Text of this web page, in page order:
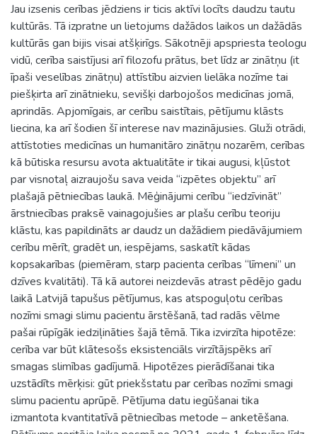
Jau izsenis cerības jēdziens ir ticis aktīvi locīts daudzu tautu
kultūrās. Tā izpratne un lietojums dažādos laikos un dažādās
kultūrās gan bijis visai atšķirīgs. Sākotnēji apspriesta teologu
vidū, cerība saistījusi arī filozofu prātus, bet līdz ar zinātņu (it
īpaši veselības zinātņu) attīstību aizvien lielāka nozīme tai
piešķirta arī zinātnieku, sevišķi darbojošos medicīnas jomā,
aprindās. Apjomīgais, ar cerību saistītais, pētījumu klāsts
liecina, ka arī šodien šī interese nav mazinājusies. Gluži otrādi,
attīstoties medicīnas un humanitāro zinātņu nozarēm, cerības
kā būtiska resursu avota aktualitāte ir tikai augusi, kļūstot
par visnotaļ aizraujošu sava veida “izpētes objektu” arī
plašajā pētniecības laukā. Mēģinājumi cerību “iedzīvināt”
ārstniecības praksē vainagojušies ar plašu cerību teoriju
klāstu, kas papildināts ar daudz un dažādiem piedāvājumiem
cerību mērīt, gradēt un, iespējams, saskatīt kādas
kopsakarības (piemēram, starp pacienta cerības “līmeni” un
dzīves kvalitāti). Tā kā autorei neizdevās atrast pēdējo gadu
laikā Latvijā tapušus pētījumus, kas atspoguļotu cerības
nozīmi smagi slimu pacientu ārstēšanā, tad radās vēlme
pašai rūpīgāk iedziļināties šajā tēmā. Tika izvirzīta hipotēze:
cerība var būt klātesošs eksistenciāls virzītājspēks arī
smagas slimības gadījumā. Hipotēzes pierādīšanai tika
uzstādīts mērķisi: gūt priekšstatu par cerības nozīmi smagi
slimu pacientu aprūpē. Pētījuma datu iegūšanai tika
izmantota kvantitatīvā pētniecības metode – anketēšana.